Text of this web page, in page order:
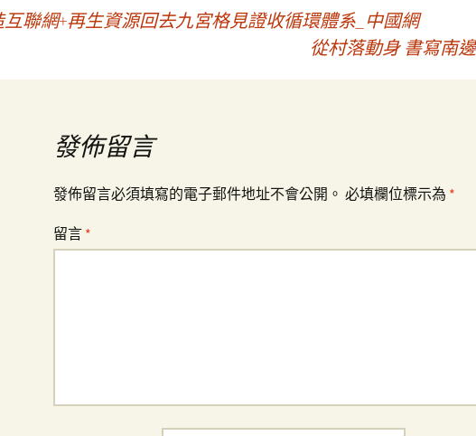
聯網+再生資源回去九宮格見證收循環體系_中國網
從村落動身 書寫南
發佈留言
發佈留言必須填寫的電子郵件地址不會公開。 必填欄位標示為 *
留言 *